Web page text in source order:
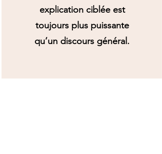
explication ciblée est
toujours plus puissante
qu’un discours général.